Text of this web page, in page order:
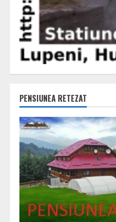
PENSIUNEA RETEZAT